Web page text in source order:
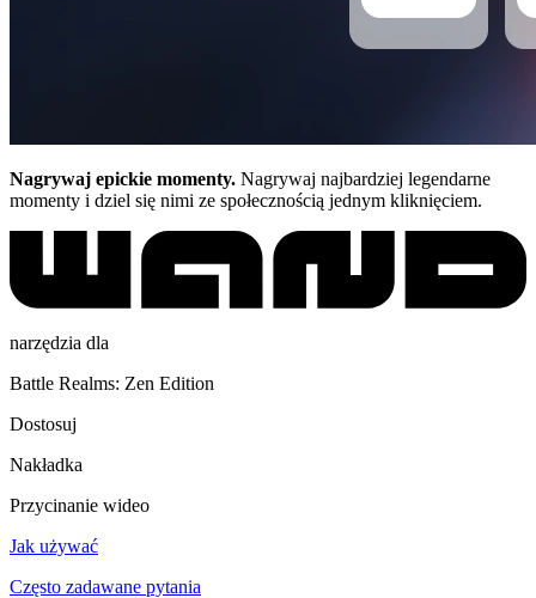
Nagrywaj epickie momenty. Nagrywaj najbardziej legendarne
momenty i dziel się nimi ze społecznością jednym kliknięciem.
narzędzia dla
Battle Realms: Zen Edition
Dostosuj
Nakładka
Przycinanie wideo
Jak używać
Często zadawane pytania